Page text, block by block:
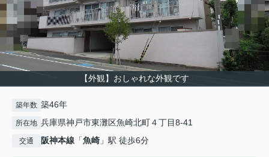
【外観】おしゃれな外観です
築年数 築46年
所在地 兵庫県神戸市東灘区魚崎北町４丁目8-41
交通 阪神本線 「魚崎 」駅 徒歩6分